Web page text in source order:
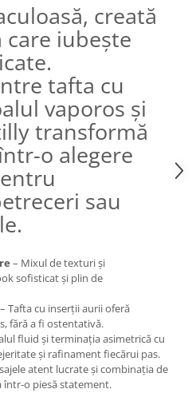
creată
iubește
tafta cu
vaporos și
transformă
o alegere
sau
– Mixul de texturi și
sofisticat și plin de
– Tafta cu inserții aurii oferă
fără a fi ostentativă.
fluid și terminația asimetrică cu
și rafinament fiecărui pas.
atent lucrate și combinația de
o piesă statement.